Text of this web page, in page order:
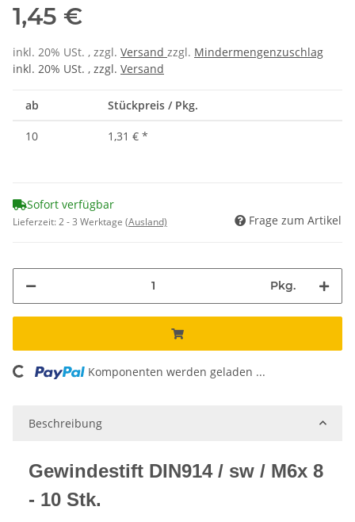
1,45 €
inkl. 20% USt. , zzgl. Versand zzgl. Mindermengenzuschlag
inkl. 20% USt. , zzgl. Versand
ab Stückpreis / Pkg.
10 1,31 € *
Sofort verfügbar
Lieferzeit:2 - 3 Werktage (Ausland) Frage zum Artikel
Pkg.
Loading... Komponenten werden geladen ...
Beschreibung
Gewindestift DIN914 / sw / M6x 8
- 10 Stk.